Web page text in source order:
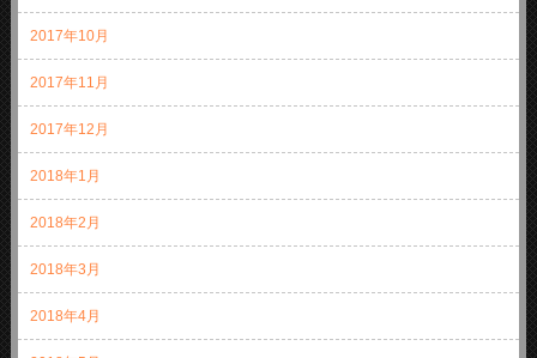
2017年10月
2017年11月
2017年12月
2018年1月
2018年2月
2018年3月
2018年4月